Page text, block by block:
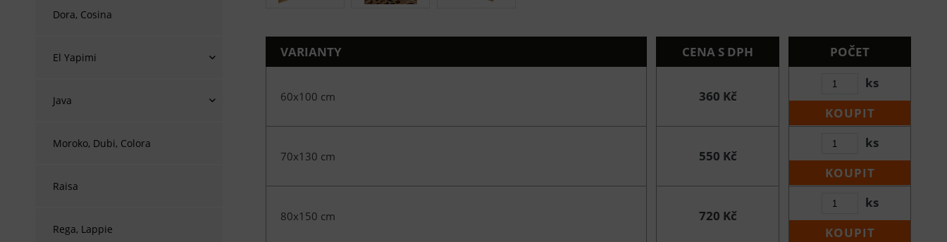
Dora, Cosina
El Yapimi
Java
Moroko, Dubi, Colora
Raisa
Rega, Lappie
VARIANTY CENA S DPH POČET
60x100 cm 360 Kč
ks
KOUPIT
70x130 cm 550 Kč
ks
KOUPIT
80x150 cm 720 Kč
ks
KOUPIT